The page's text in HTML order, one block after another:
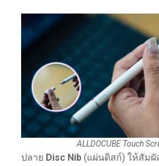
ALLDOCUBE Touch
ปลาย Disc Nib(แผ่นดิสก์) ให้สัมผั